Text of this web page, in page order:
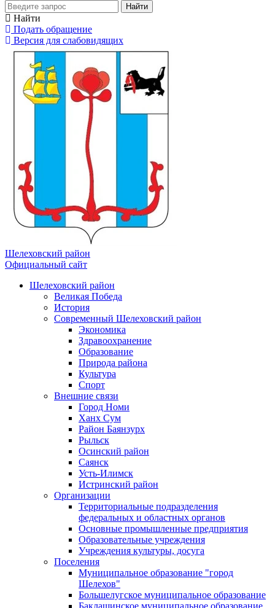
Найти
Найти
Подать обращение
Версия для слабовидящих
Шелеховский район
Официальный сайт
Шелеховский район
Великая Победа
История
Современный Шелеховский район
Экономика
Здравоохранение
Образование
Природа района
Культура
Спорт
Внешние связи
Город Номи
Ханх Сум
Район Баянзурх
Рыльск
Осинский район
Саянск
Усть-Илимск
Истринский район
Организации
Территориальные подразделения
федеральных и областных органов
Основные промышленные предприятия
Образовательные учреждения
Учреждения культуры, досуга
Поселения
Муниципальное образование "город
Шелехов"
Большелугское муниципальное образование
Баклашинское муниципальное образование